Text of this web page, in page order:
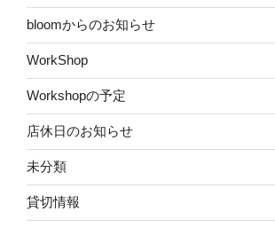
bloomからのお知らせ
WorkShop
Workshopの予定
店休日のお知らせ
未分類
貸切情報